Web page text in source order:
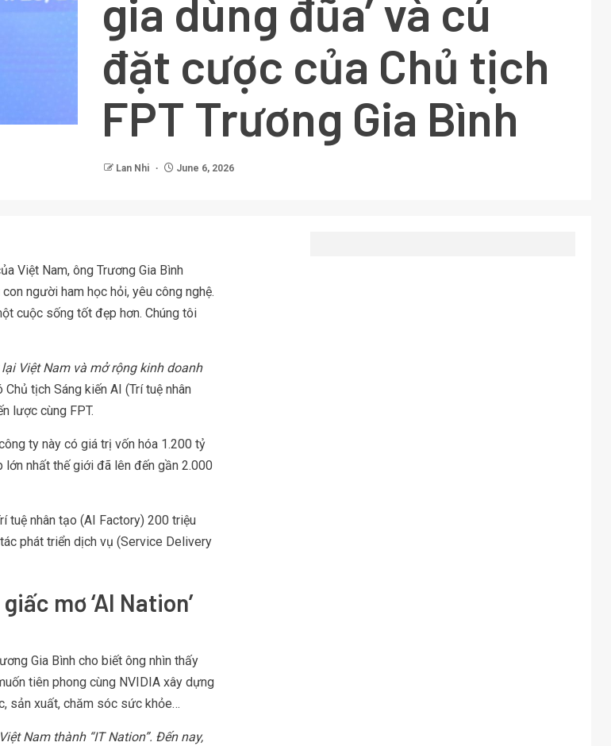
gia dùng đũa’ và cú
đặt cược của Chủ tịch
FPT Trương Gia Bình
Lan Nhi June 6, 2026
Việt Nam, ông Trương Gia Bình
người ham học hỏi, yêu công nghệ.
cuộc sống tốt đẹp hơn. Chúng tôi
Việt Nam và mở rộng kinh doanh
tịch Sáng kiến AI (Trí tuệ nhân
lược cùng FPT.
ty này có giá trị vốn hóa 1.200 tỷ
lớn nhất thế giới đã lên đến gần 2.000
tuệ nhân tạo (AI Factory) 200 triệu
phát triển dịch vụ (Service Delivery
mơ ‘AI Nation’
Gia Bình cho biết ông nhìn thấy
tiên phong cùng NVIDIA xây dựng
sản xuất, chăm sóc sức khỏe…
Nam thành “IT Nation”. Đến nay,